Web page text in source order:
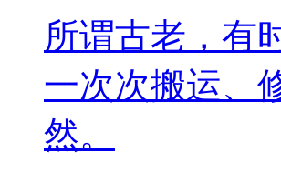
所谓古老，有
一次次搬运、
然。